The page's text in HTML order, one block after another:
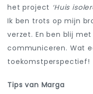
het project ‘Huis
Ik ben trots op mijn
verzet. En ben blij
communiceren. Wat
toekomstperspectief!
Tips van Marga